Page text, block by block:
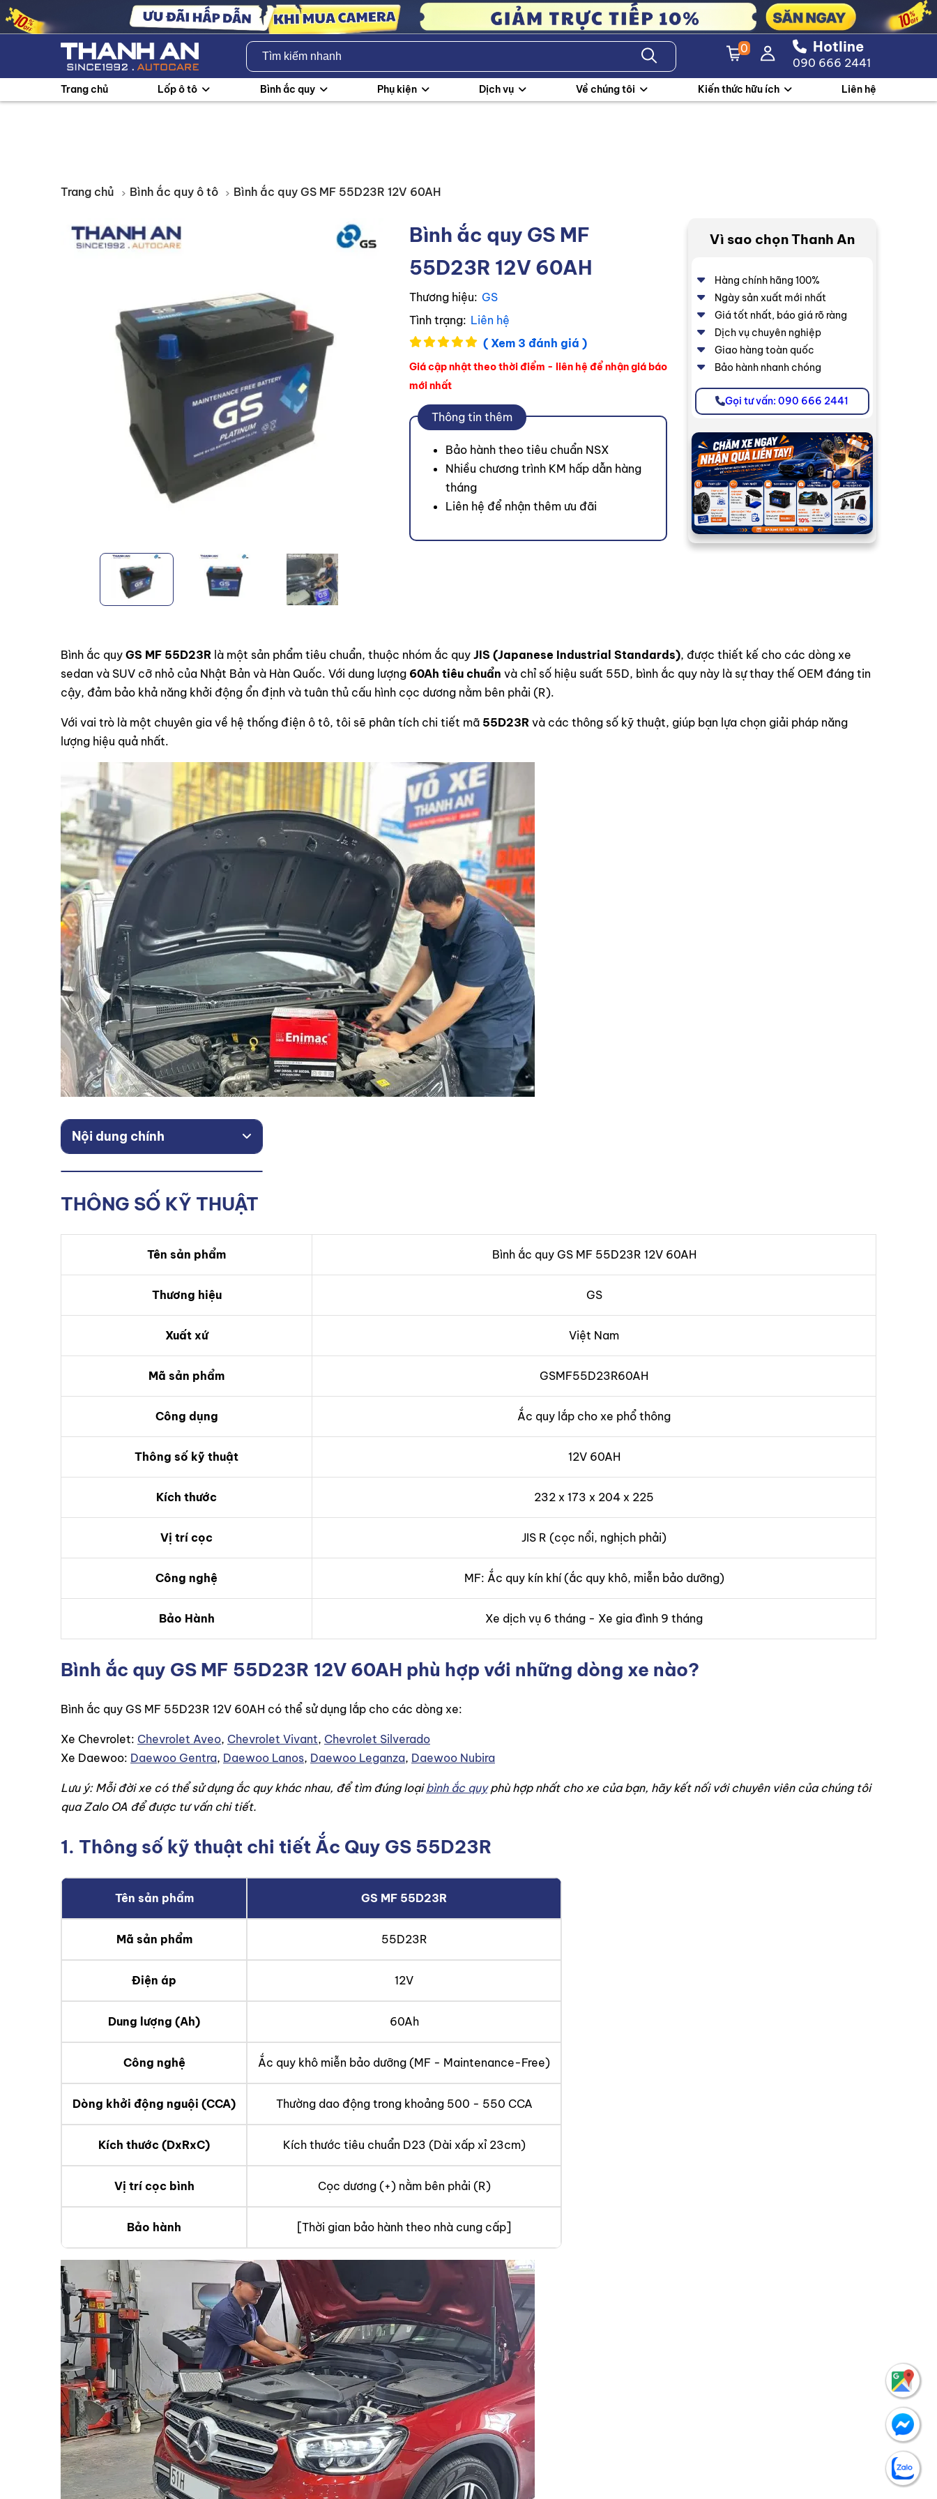
0 Hotline
090 666 2441
Trang chủ Lốp ô tô Bình ắc quy Phụ kiện Dịch vụ Về chúng tôi Kiến thức hữu ích Liên hệ
Trang chủ Bình ắc quy ô tô Bình ắc quy GS MF 55D23R 12V 60AH
Bình ắc quy GS MF
55D23R 12V 60AH
Thương hiệu: GS
Tình trạng: Liên hệ
( Xem 3 đánh giá )
Giá cập nhật theo thời điểm - liên hệ để nhận giá báo
mới nhất
Thông tin thêm
Bảo hành theo tiêu chuẩn NSX
Nhiều chương trình KM hấp dẫn hàng
tháng
Liên hệ để nhận thêm ưu đãi
Vì sao chọn Thanh An
Hàng chính hãng 100%
Ngày sản xuất mới nhất
Giá tốt nhất, báo giá rõ ràng
Dịch vụ chuyên nghiệp
Giao hàng toàn quốc
Bảo hành nhanh chóng
Gọi tư vấn: 090 666 2441
Bình ắc quy GS MF 55D23R là một sản phẩm tiêu chuẩn, thuộc nhóm ắc quy JIS (Japanese Industrial Standards), được thiết kế cho các dòng xe
sedan và SUV cỡ nhỏ của Nhật Bản và Hàn Quốc. Với dung lượng 60Ah tiêu chuẩn và chỉ số hiệu suất 55D, bình ắc quy này là sự thay thế OEM đáng tin
cậy, đảm bảo khả năng khởi động ổn định và tuân thủ cấu hình cọc dương nằm bên phải (R).
Với vai trò là một chuyên gia về hệ thống điện ô tô, tôi sẽ phân tích chi tiết mã 55D23R và các thông số kỹ thuật, giúp bạn lựa chọn giải pháp năng
lượng hiệu quả nhất.
Nội dung chính
THÔNG SỐ KỸ THUẬT
Tên sản phẩm Bình ắc quy GS MF 55D23R 12V 60AH
Thương hiệu GS
Xuất xứ Việt Nam
Mã sản phẩm GSMF55D23R60AH
Công dụng Ắc quy lắp cho xe phổ thông
Thông số kỹ thuật 12V 60AH
Kích thước 232 x 173 x 204 x 225
Vị trí cọc JIS R (cọc nổi, nghịch phải)
Công nghệ MF: Ắc quy kín khí (ắc quy khô, miễn bảo dưỡng)
Bảo Hành Xe dịch vụ 6 tháng - Xe gia đình 9 tháng
Bình ắc quy GS MF 55D23R 12V 60AH phù hợp với những dòng xe nào?
Bình ắc quy GS MF 55D23R 12V 60AH có thể sử dụng lắp cho các dòng xe:
Xe Chevrolet: Chevrolet Aveo, Chevrolet Vivant, Chevrolet Silverado
Xe Daewoo: Daewoo Gentra, Daewoo Lanos, Daewoo Leganza, Daewoo Nubira
Lưu ý: Mỗi đời xe có thể sử dụng ắc quy khác nhau, để tìm đúng loạibình ắc quyphù hợp nhất cho xe của bạn, hãy kết nối với chuyên viên của chúng tôi
qua Zalo OA để được tư vấn chi tiết.
1. Thông số kỹ thuật chi tiết Ắc Quy GS 55D23R
Tên sản phẩm GS MF 55D23R
Mã sản phẩm 55D23R
Điện áp 12V
Dung lượng (Ah) 60Ah
Công nghệ Ắc quy khô miễn bảo dưỡng (MF - Maintenance-Free)
Dòng khởi động nguội (CCA) Thường dao động trong khoảng 500 - 550 CCA
Kích thước (DxRxC) Kích thước tiêu chuẩn D23 (Dài xấp xỉ 23cm)
Vị trí cọc bình Cọc dương (+) nằm bên phải (R)
Bảo hành [Thời gian bảo hành theo nhà cung cấp]